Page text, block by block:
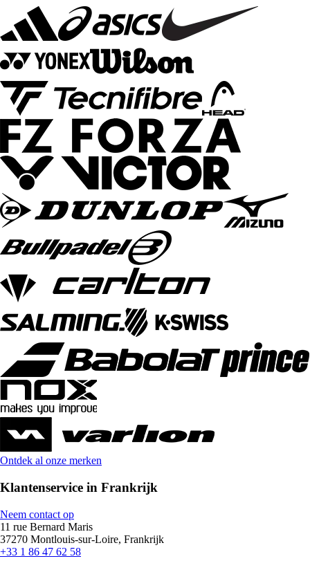
Ontdek al onze merken
Klantenservice in Frankrijk
Neem contact op
11 rue Bernard Maris
37270 Montlouis-sur-Loire, Frankrijk
+33 1 86 47 62 58